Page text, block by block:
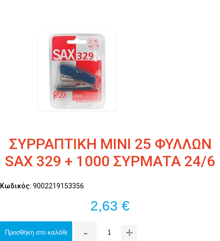
ΣΥΡΡΑΠΤΙΚΗ ΜΙΝΙ 25 ΦΥΛΛΩΝ
SAX 329 + 1000 ΣΥΡΜΑΤΑ 24/6
Κωδικός: 9002219153356
2,63 €
Προσθήκη στο καλάθι - +